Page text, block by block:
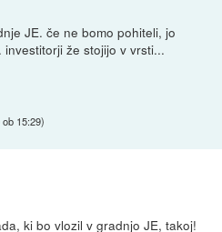
JE. če ne bomo pohiteli, jo
že stojijo v vrsti...
15:29)
ki bo vlozil v gradnjo JE, takoj!